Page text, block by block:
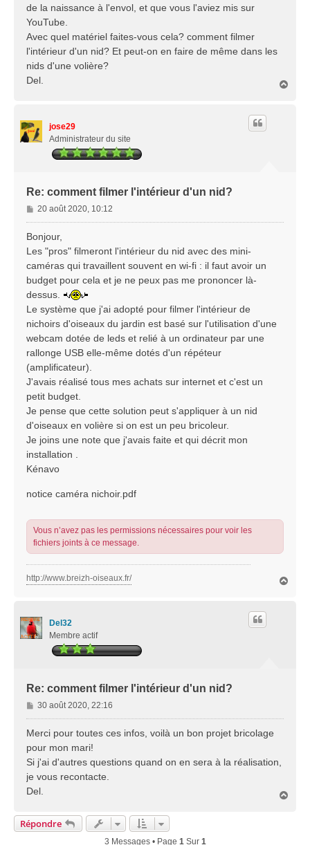
g
e
de la naissance à l'envol, et que vous l'aviez mis sur
YouTube.
Avec quel matériel faites-vous cela? comment filmer
l'intérieur d'un nid? Et peut-on en faire de même dans les
nids d'une volière?
Del.
jose29
Administrateur du site
Re: comment filmer l'intérieur d'un nid?
M
e
s
g
e
20 août 2020, 10:12
Bonjour,
Les "pros" filmeront l'intérieur du nid avec des mini-
caméras qui travaillent souvent en wi-fi : il faut avoir un
budget pour cela et je ne peux pas me prononcer là-
dessus.
Le système que j'ai adopté pour filmer l'intérieur de
nichoirs d'oiseaux du jardin est basé sur l'utilisation d'une
webcam dotée de leds et relié à un ordinateur par une
rallonge USB elle-même dotés d'un répéteur
(amplificateur).
J'avais réalisé tous mes achats sur internet et c'est un
petit budget.
Je pense que cette solution peut s'appliquer à un nid
d'oiseaux en volière si on est un peu bricoleur.
Je joins une note que j'avais faite et qui décrit mon
installation .
Kénavo
notice caméra nichoir.pdf
Vous n’avez pas les permissions nécessaires pour voir les
fichiers joints à ce message.
http://www.breizh-oiseaux.fr/
Del32
Membre actif
Re: comment filmer l'intérieur d'un nid?
M
e
s
g
e
30 août 2020, 22:16
Merci pour toutes ces infos, voilà un bon projet bricolage
pour mon mari!
Si j'ai d'autres questions quand on en sera à la réalisation,
je vous recontacte.
Del.
Répondre
3 Messages • Page 1Sur 1